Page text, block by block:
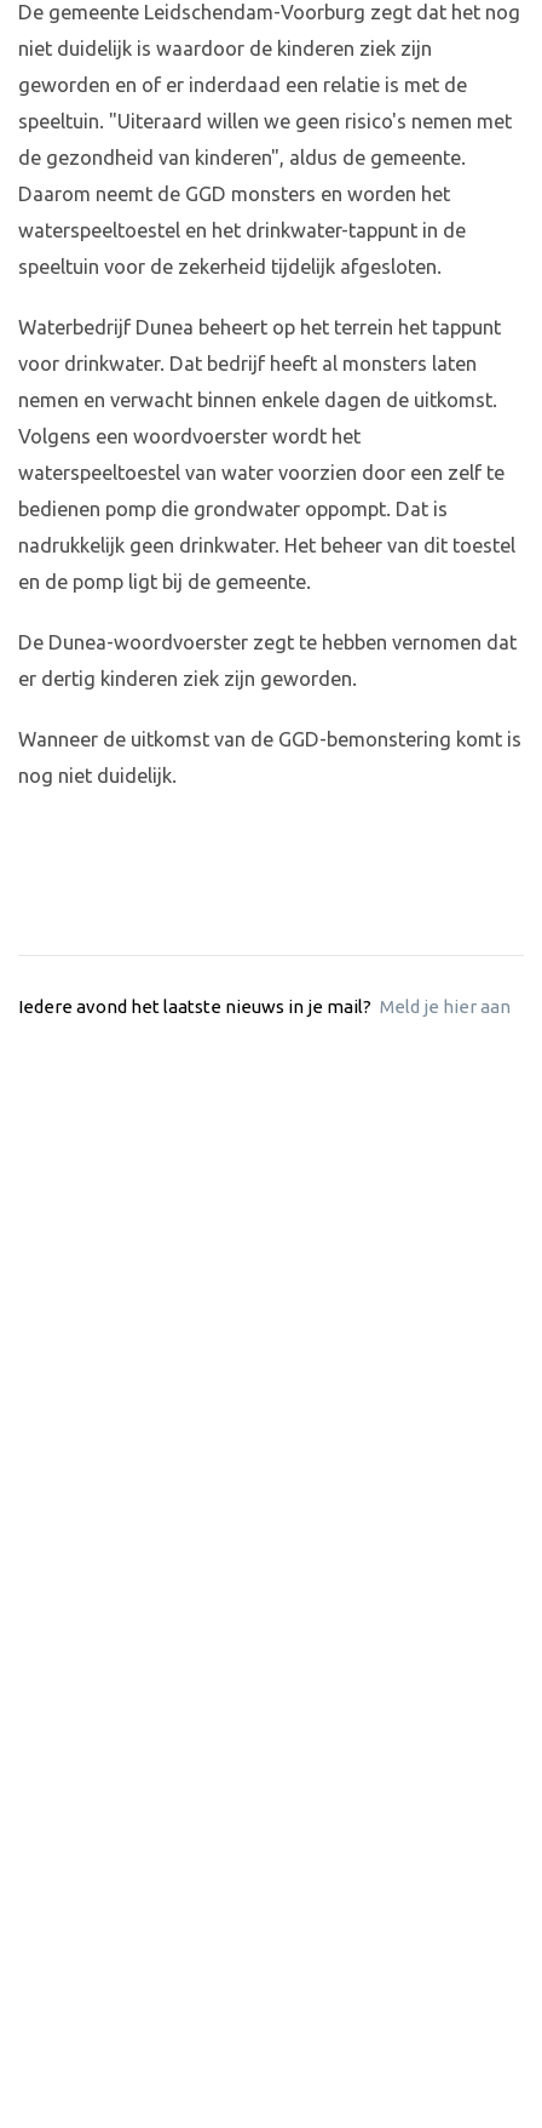
De gemeente Leidschendam-Voorburg zegt dat het nog
niet duidelijk is waardoor de kinderen ziek zijn
geworden en of er inderdaad een relatie is met de
speeltuin. "Uiteraard willen we geen risico's nemen met
de gezondheid van kinderen", aldus de gemeente.
Daarom neemt de GGD monsters en worden het
waterspeeltoestel en het drinkwater-tappunt in de
speeltuin voor de zekerheid tijdelijk afgesloten.
Waterbedrijf Dunea beheert op het terrein het tappunt
voor drinkwater. Dat bedrijf heeft al monsters laten
nemen en verwacht binnen enkele dagen de uitkomst.
Volgens een woordvoerster wordt het
waterspeeltoestel van water voorzien door een zelf te
bedienen pomp die grondwater oppompt. Dat is
nadrukkelijk geen drinkwater. Het beheer van dit toestel
en de pomp ligt bij de gemeente.
De Dunea-woordvoerster zegt te hebben vernomen dat
er dertig kinderen ziek zijn geworden.
Wanneer de uitkomst van de GGD-bemonstering komt is
nog niet duidelijk.
Iedere avond het laatste nieuws in je mail? Meld je hier aan